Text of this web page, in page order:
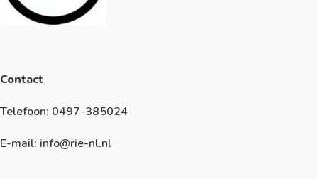
Contact
Telefoon: 0497-385024
E-mail: info@rie-nl.nl